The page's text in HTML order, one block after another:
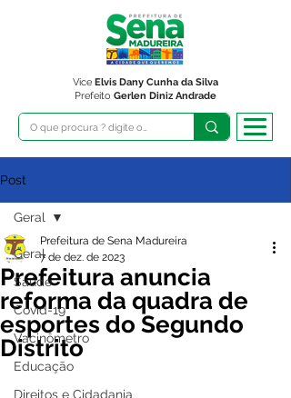
Prefeito Gerlen Diniz Andrade
Vice Elvis Dany Cunha da Silva
Post
Geral
Saúde
Covid-19
Vacinômetro
Educação
Direitos e Cidadania
Geral
Prefeitura anuncia
reforma da quadra de
esportes do Segundo
Distrito
Prefeitura de Sena Madureira
7 de dez. de 2023